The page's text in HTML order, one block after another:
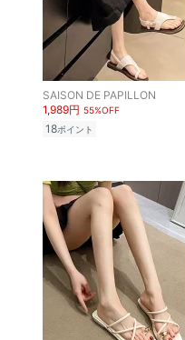
SAISON DE PAPILLON
1,989円 55%OFF
18ポイント